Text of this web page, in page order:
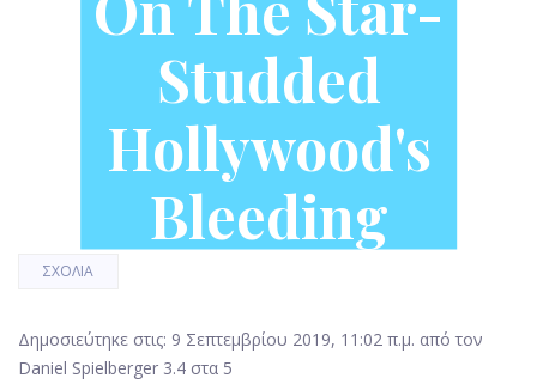
Studded
Hollywood's
Bleeding
ΣΧΌΛΙΑ
Δημοσιεύτηκε στις: 9 Σεπτεμβρίου 2019, 11:02 π.μ. από τον
Daniel Spielberger 3.4 στα 5